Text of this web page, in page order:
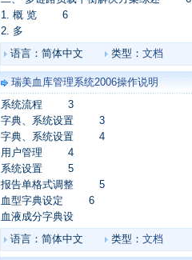
1. 概 览 6
2. 多
语言：简体中文
类型： 文档
瑞美血库管理系统2006操作说明
系统流程 3
字典、系统设置 3
字典、系统设置 4
用户管理 4
系统设置 5
报告单格式调整 5
血型字典设定 6
血液成分字典设
语言：简体中文
类型： 文档